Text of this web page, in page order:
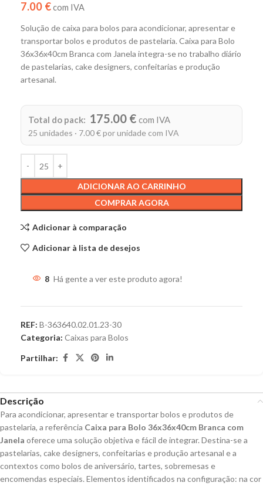
7.00 €com IVA
Solução de caixa para bolos para acondicionar, apresentar e
transportar bolos e produtos de pastelaria. Caixa para Bolo
36x36x40cm Branca com Janela integra-se no trabalho diário
de pastelarias, cake designers, confeitarias e produção
artesanal.
Total do pack: 175.00 € com IVA
25 unidades · 7.00 € por unidade com IVA
ADICIONAR AO CARRINHO
COMPRAR AGORA
Alternative:
Adicionar à comparação
Adicionar à lista de desejos
8 Há gente a ver este produto agora!
REF: B-363640.02.01.23-30
Categoria: Caixas para Bolos
Partilhar:
Descrição
Para acondicionar, apresentar e transportar bolos e produtos de
pastelaria, a referência Caixa para Bolo 36x36x40cm Branca com
Janela oferece uma solução objetiva e fácil de integrar. Destina-se a
pastelarias, cake designers, confeitarias e produção artesanal e a
contextos como bolos de aniversário, tartes, sobremesas e
encomendas especiais. Elementos identificados na configuração: na cor